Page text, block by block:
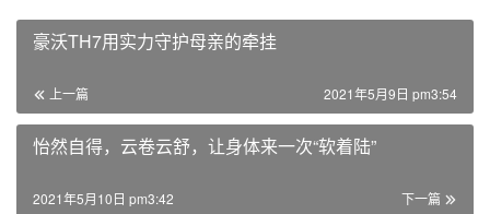
豪沃TH7用实力守护母亲的牵挂
上一篇 2021年5月9日 pm3:54
怡然自得，云卷云舒，让身体来一次“软着陆”
下一篇
2021年5月10日 pm3:42